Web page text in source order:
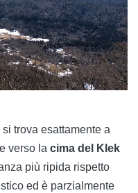
trova esattamente a
verso la cima del Klek
più ripida rispetto
ed è parzialmente